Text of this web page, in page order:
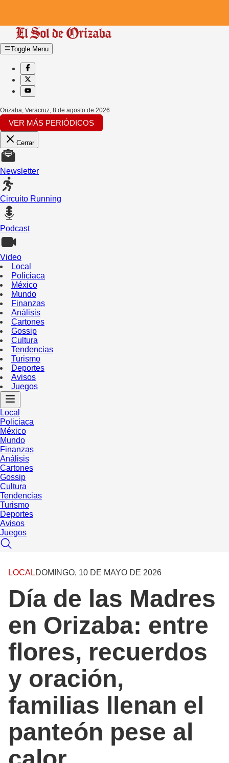
Toggle Menu
Orizaba, Veracruz, 8 de agosto de 2026
VER MÁS PERIÓDICOS
Cerrar
Newsletter
Circuito Running
Podcast
Video
Local
Policiaca
México
Mundo
Finanzas
Análisis
Cartones
Gossip
Cultura
Tendencias
Turismo
Deportes
Avisos
Juegos
Local
Policiaca
México
Mundo
Finanzas
Análisis
Cartones
Gossip
Cultura
Tendencias
Turismo
Deportes
Avisos
Juegos
LOCALDOMINGO, 10 DE MAYO DE 2026
Día de las Madres
en Orizaba: entre
flores, recuerdos
y oración,
familias llenan el
panteón pese al